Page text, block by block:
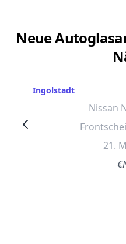
Neue
Ingolstadt
Nissan
21.